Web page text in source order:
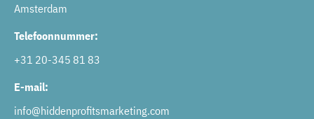
Amsterdam
Telefoonnummer:
+31 20-345 81 83
E-mail:
info@hiddenprofitsmarketing.com